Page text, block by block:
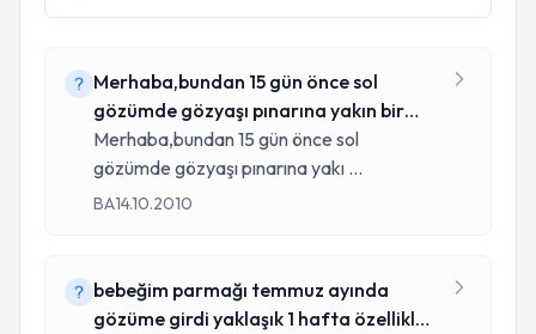
Merhaba,bundan 15 gün önce sol
gözümde gözyaşı pınarına yakın bir
kesimde a
Merhaba,bundan 15 gün önce sol
gözümde gözyaşı pınarına yakı ...
BA14.10.2010
bebeğim parmağı temmuz ayında
gözüme girdi yaklaşık 1 hafta özellikle